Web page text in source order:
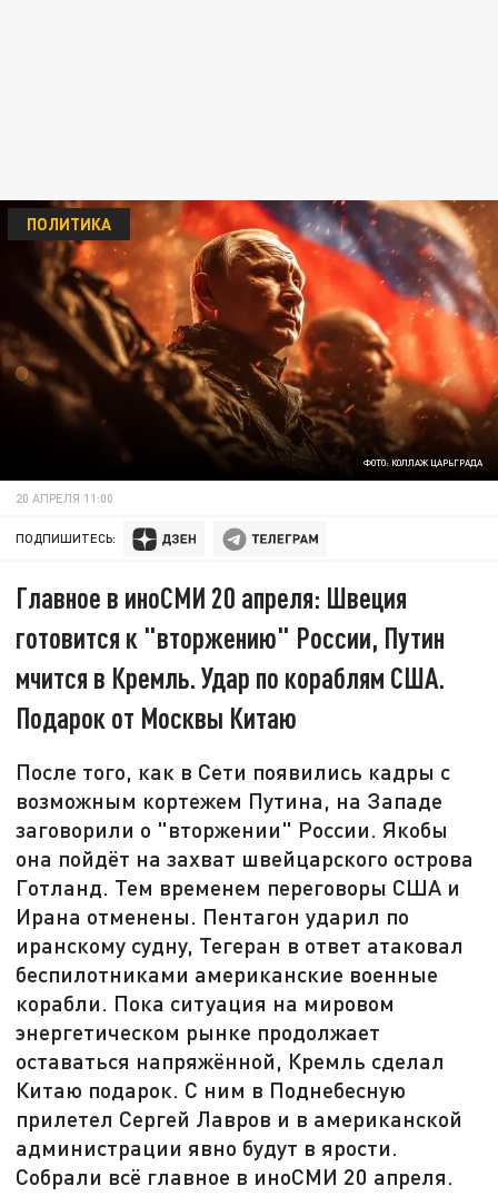
ФОТО: КОЛЛАЖ ЦАРЬГРАДА
ПОЛИТИКА
20 АПРЕЛЯ 11:00
ПОДПИШИТЕСЬ:
Главное в иноСМИ 20 апреля: Швеция
готовится к "вторжению" России, Путин
мчится в Кремль. Удар по кораблям США.
Подарок от Москвы Китаю
После того, как в Сети появились кадры с
возможным кортежем Путина, на Западе
заговорили о "вторжении" России. Якобы
она пойдёт на захват швейцарского острова
Готланд. Тем временем переговоры США и
Ирана отменены. Пентагон ударил по
иранскому судну, Тегеран в ответ атаковал
беспилотниками американские военные
корабли. Пока ситуация на мировом
энергетическом рынке продолжает
оставаться напряжённой, Кремль сделал
Китаю подарок. С ним в Поднебесную
прилетел Сергей Лавров и в американской
администрации явно будут в ярости.
Собрали всё главное в иноСМИ 20 апреля.